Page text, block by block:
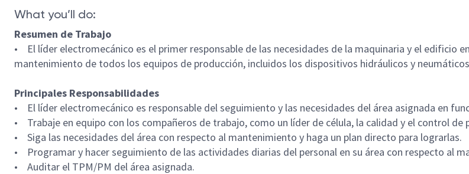
What you’ll do:
Resumen de Trabajo
• El líder electromecánico es el primer responsable de las necesidades de la maquinaria y el edificio
mantenimiento de todos los equipos de producción, incluidos los dispositivos hidráulicos y
Principales Responsabilidades
• El líder electromecánico es responsable del seguimiento y las necesidades del área asignada en
• Trabaje en equipo con los compañeros de trabajo, como un líder de célula, la calidad y el control de
• Siga las necesidades del área con respecto al mantenimiento y haga un plan directo para lograrlas.
• Programar y hacer seguimiento de las actividades diarias del personal en su área con respecto al
• Auditar el TPM/PM del área asignada.